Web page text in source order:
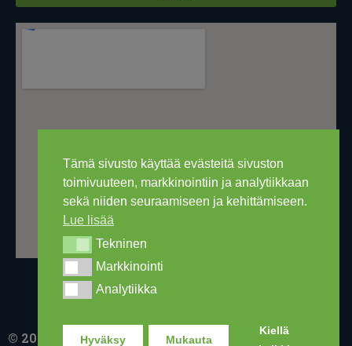
Tämä sivusto käyttää evästeitä sivuston
toimivuuteen, markkinointiin ja analytiikkaan
sekä niiden seuraamiseen ja kehittämiseen.
Lue lisää
TekninenTekninen
MarkkinointiMarkkinointi
AnalytiikkaAnalytiikka
Hyväksy Mukauta
Kiellä
© 2016-2026 Ski Out Bike, Ski-Outlet Finland Oy